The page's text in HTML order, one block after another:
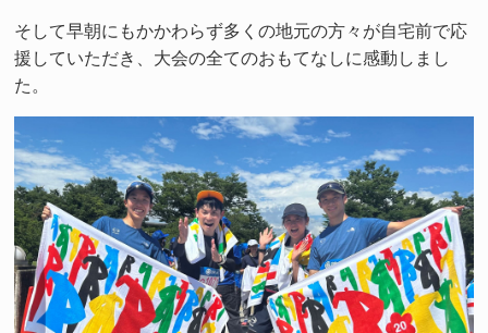
そして早朝にもかかわらず多くの地元の方々が自宅前で応
援していただき、大会の全てのおもてなしに感動しまし
た。